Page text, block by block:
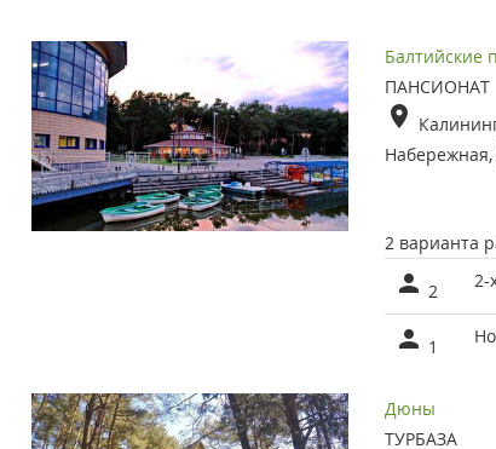
Балтийские
ПАНСИОНАТ
Набережная,
2 варианта
2 2-
1
Дюны
ТУРБАЗА